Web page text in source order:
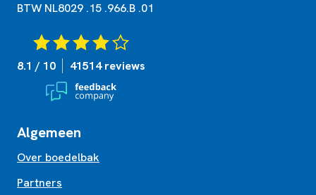
BTW NL8029 .15 .966.B .01
8.1 / 10 41514 reviews
Algemeen
Over boedelbak
Partners